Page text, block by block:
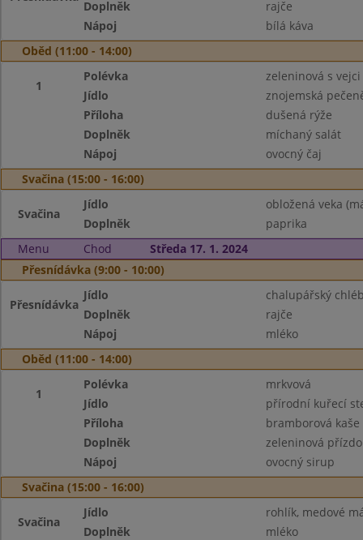
Doplněk
rajče
Nápoj
bílá káva
Oběd (11:00 - 14:00)
1
Polévka
zeleninová s vejci
Jídlo
znojemská
Příloha
dušená rýže
Doplněk
míchaný salát
Nápoj
ovocný čaj
Svačina (15:00 - 16:00)
Svačina
Jídlo
obložená veka
Doplněk
paprika
Menu
Chod
Středa 17. 1. 2024
Přesnídávka (9:00 - 10:00)
Přesnídávka
Jídlo
chalupářský
Doplněk
rajče
Nápoj
mléko
Oběd (11:00 - 14:00)
1
Polévka
mrkvová
Jídlo
přírodní kuřecí
Příloha
bramborová kaše
Doplněk
zeleninová
Nápoj
ovocný sirup
Svačina (15:00 - 16:00)
Svačina
Jídlo
rohlík, medové
Doplněk
mléko